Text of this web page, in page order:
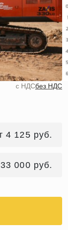
c НДСбез НДС
4 125 руб.
000 руб.